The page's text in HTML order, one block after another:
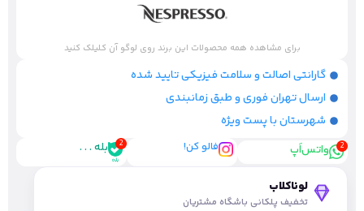
برای مشاهده همه محصولات این برند روی لوگو آن کلیلک کنید
گارانتی اصالت و سلامت فیزیکی تایید شده
ارسال تهران فوری و طبق زمانبندی
شهرستان با پست ویژه
واتس‌اَپ
فالو کن! بله . . .
لوناکلاب
تخفیف پلکانی باشگاه مشتریان